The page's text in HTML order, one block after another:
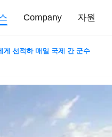
Company 자원
게 선적하 매일 국제 간 군수